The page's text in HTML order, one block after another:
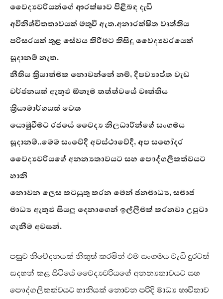
වෛද්‍යවරියන්ගේ ආරක්ෂාව පිළිබඳ දැඩි
අවිනිශ්චිතතාවයක් මතුවී ඇත.අනාරක්ෂිත වෘත්තිය
පරිසරයක් තුළ සේවය කිරීමට කිසිදු වෛද්‍යවරයෙක්
සූදානම් නැත.
නීතිය ක්‍රියාත්මක නොවන්නේ නම්, දීපව්‍යාප්ත වැඩ
වර්ජනයක් ඇතුළු ඕනෑම තත්ත්වයේ වෘත්තිය
ක්‍රියාමාර්ගයක් වෙත
යොමුවීමට රජයේ වෛද්‍ය නිලධාරීන්ගේ සංගමය
සූදානම්..මෙම සංවේදී අවස්ථාවේදී, අප සහෝදර
වෛද්‍යවරියගේ අනන්‍යතාවයට සහ පෞද්ගලිකත්වයට
හානි
නොවන ලෙස කටයුතු කරන මෙන් ජනමාධ්‍ය, සමාජ
මාධ්‍ය ඇතුළු සියලු දෙනාගෙන් ඉල්ලීමක් කරනවා උපුටා
ගැනීම අවසන්.
පසුව නිවේදනයක් නිකුත් කරමින් එම සංගමය වැඩි දුරටත්
සදහන් කළ සිටියේ වෛද්‍යවරියගේ අනන්‍යතාවයට සහ
පෞද්ගලිකත්වයට හානියක් නොවන පරිදි මාධ්‍ය භාවිතාව